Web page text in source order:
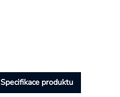
Specifikace produktu